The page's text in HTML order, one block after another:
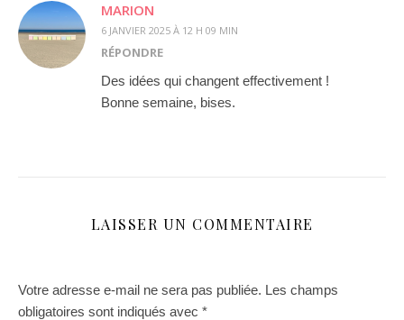
MARION
6 JANVIER 2025 À 12 H 09 MIN
RÉPONDRE
Des idées qui changent effectivement !
Bonne semaine, bises.
LAISSER UN COMMENTAIRE
Votre adresse e-mail ne sera pas publiée. Les champs
obligatoires sont indiqués avec *